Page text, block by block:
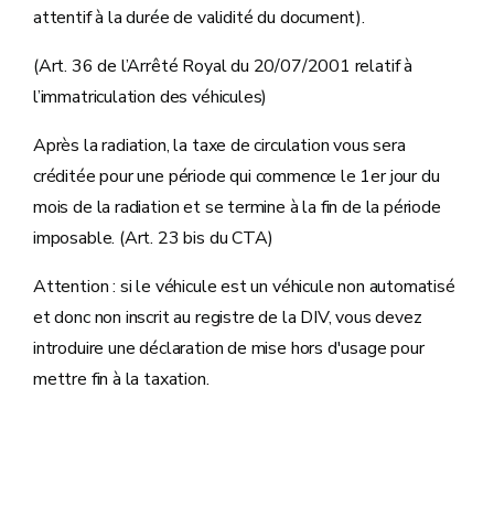
attentif à la durée de validité du document).
(Art. 36 de l’Arrêté Royal du 20/07/2001 relatif à
l’immatriculation des véhicules)
Après la radiation, la taxe de circulation vous sera
créditée pour une période qui commence le 1er jour du
mois de la radiation et se termine à la fin de la période
imposable. (Art. 23 bis du CTA)
Attention : si le véhicule est un véhicule non automatisé
et donc non inscrit au registre de la DIV, vous devez
introduire une déclaration de mise hors d'usage pour
mettre fin à la taxation.